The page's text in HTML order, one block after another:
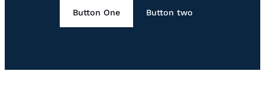
Button One Button two